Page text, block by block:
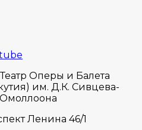
Оперы и Балета
им. Д.К. Сивцева-
Ленина 46/1